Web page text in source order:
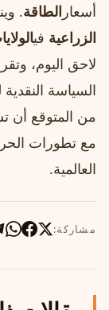
أسعار الطاقة.
الزراعية في
لاحق اليوم،
السياسة النقدية
من المتوقع أن
مع تطورات
العالمية.
مشاركة: